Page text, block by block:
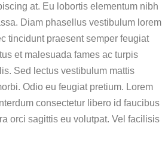
at. Eu lobortis elementum nibh
Diam phasellus vestibulum lorem
tincidunt praesent semper feugiat
et malesuada fames ac turpis
Sed lectus vestibulum mattis
Odio eu feugiat pretium. Lorem
consectetur libero id faucibus
orci sagittis eu volutpat. Vel facilisis